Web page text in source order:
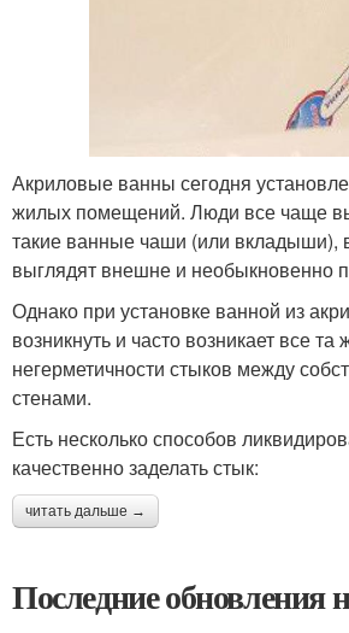
Акриловые ванны сегодня
жилых помещений. Люди все чаще
такие ванные чаши (или вкладыши),
выглядят внешне и необыкновенно
Однако при установке ванной из
возникнуть и часто возникает все
негерметичности стыков между
стенами.
Есть несколько способов
качественно заделать стык:
читать дальше →
Последние обновления